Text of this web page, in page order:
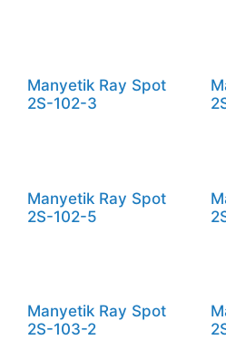
Manyetik Ray Spot
2S-102-3
Manyetik Ray Spot
2S-102-5
Manyetik Ray Spot
2S-103-2